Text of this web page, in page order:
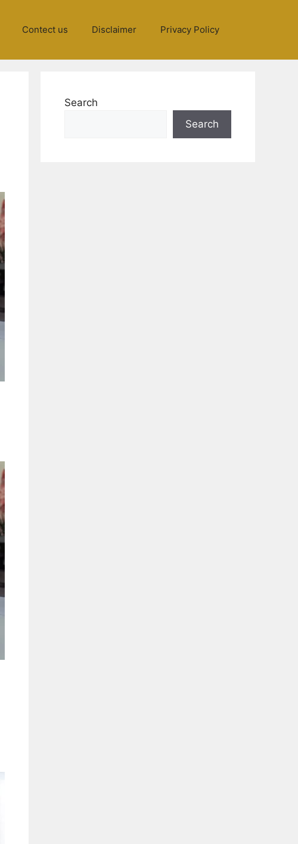
Contect us Disclaimer Privacy Policy
Search
Search